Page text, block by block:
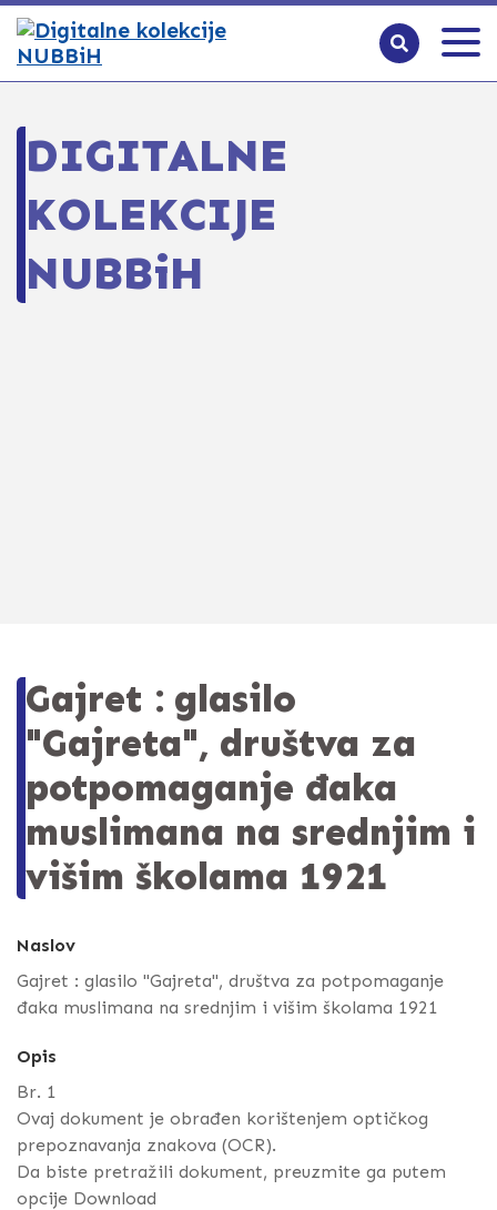
DIGITALNE
KOLEKCIJE
NUBBiH
Gajret : glasilo
"Gajreta", društva za
potpomaganje đaka
muslimana na srednjim i
višim školama 1921
Naslov
Gajret : glasilo "Gajreta", društva za potpomaganje
đaka muslimana na srednjim i višim školama 1921
Opis
Br. 1
Ovaj dokument je obrađen korištenjem optičkog
prepoznavanja znakova (OCR).
Da biste pretražili dokument, preuzmite ga putem
opcije Download